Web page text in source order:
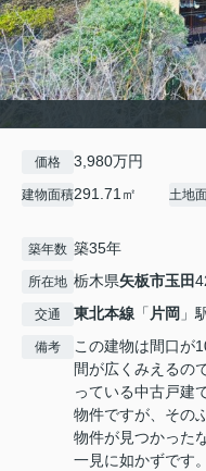
価格 3,980万円
建物面積291.71㎡ 土地
築年数 築35年
所在地 栃木県矢板市玉田
交通 東北本線 「片岡 」
備考
この建物は間口が
間が広くみえるの
っている中古戸建
物件ですが、その
物件が見つかった
一見に如かずです